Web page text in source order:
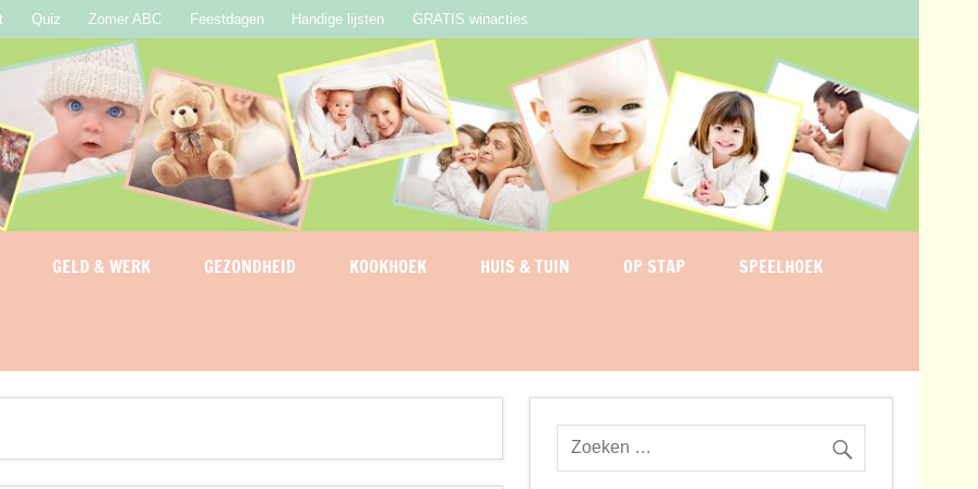
Quiz Zomer ABC Feestdagen Handige lijsten GRATIS winacties
GELD & WERK GEZONDHEID KOOKHOEK HUIS & TUIN OP STAP SPEELHOEK